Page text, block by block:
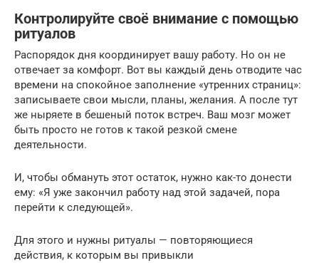
Контролируйте своё внимание с помощью
ритуалов
Распорядок дня координирует вашу работу. Но он не
отвечает за комфорт. Вот вы каждый день отводите час
времени на спокойное заполнение «утренних страниц»:
записываете свои мысли, планы, желания. А после тут
же ныряете в бешеный поток встреч. Ваш мозг может
быть просто не готов к такой резкой смене
деятельности.
И, чтобы обмануть этот остаток, нужно как-то донести
ему: «Я уже закончил работу над этой задачей, пора
перейти к следующей».
Для этого и нужны ритуалы — повторяющиеся
действия, к которым вы привыкли